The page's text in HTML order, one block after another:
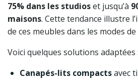
75% dans les studioset jusqu’à
maisons. Cette tendance illustre
de ces meubles dans les modes
Voici quelques solutions adaptées :
Canapés-lits compactsavec